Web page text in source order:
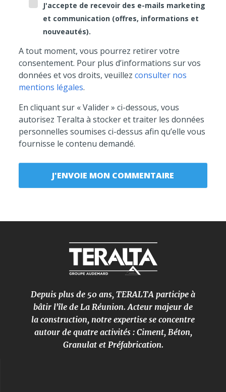
J'accepte de recevoir des e-mails marketing
et communication (offres, informations et
nouveautés).
A tout moment, vous pourrez retirer votre
consentement. Pour plus d’informations sur vos
données et vos droits, veuillezconsulter nos
mentions légales.
En cliquant sur « Valider » ci-dessous, vous
autorisez Teralta à stocker et traiter les données
personnelles soumises ci-dessus afin qu’elle vous
fournisse le contenu demandé.
Depuis plus de 50 ans, TERALTA participe à
bâtir l'île de La Réunion. Acteur majeur de
la construction, notre expertise se concentre
autour de quatre activités : Ciment, Béton,
Granulat et Préfabrication.